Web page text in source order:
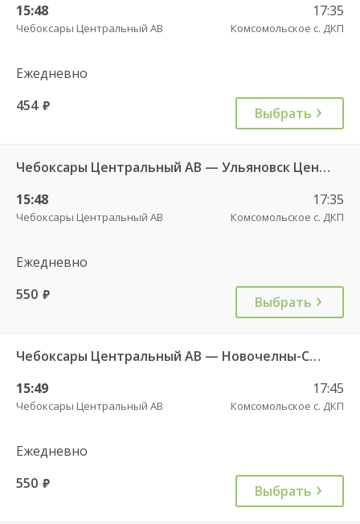
15:48
Чебоксары Центральный АВ
17:35
Комсомольское с. ДКП
Ежедневно
454 руб. Выбрать
Чебоксары Центральный АВ — Ульяновск Центральный АВ 8164
15:48
Чебоксары Центральный АВ
17:35
Комсомольское с. ДКП
Ежедневно
550 руб. Выбрать
Чебоксары Центральный АВ — Новочелны-Сюрбеево с. 544
15:49
Чебоксары Центральный АВ
17:45
Комсомольское с. ДКП
Ежедневно
550 руб. Выбрать